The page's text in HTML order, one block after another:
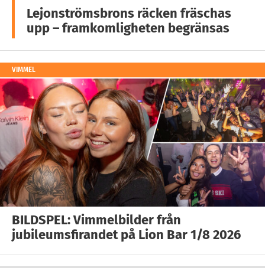
Lejonströmsbrons räcken fräschas
upp – framkomligheten begränsas
VIMMEL
BILDSPEL: Vimmelbilder från
jubileumsfirandet på Lion Bar 1/8 2026